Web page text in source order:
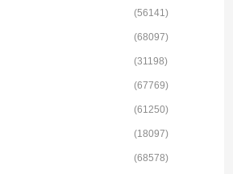
(56141)
(68097)
(31198)
(67769)
(61250)
(18097)
(68578)